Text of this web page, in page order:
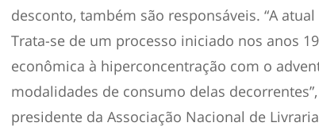
desconto, também são responsáveis. “A
Trata-se de um processo iniciado nos anos
econômica à hiperconcentração com o
modalidades de consumo delas
presidente da Associação Nacional de